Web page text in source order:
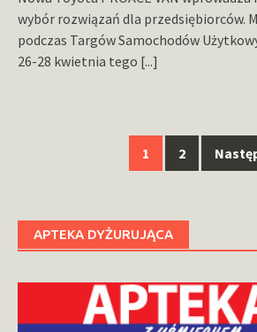
wybór rozwiązań dla przedsiębiorców.
podczas Targów Samochodów
26-28 kwietnia tego [...]
1 2
APTEKA DYŻURUJĄCA